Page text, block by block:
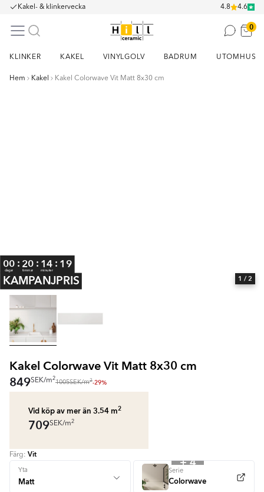
Kakel- & klinkervecka 4.8 4.6
0
KLINKER KAKEL VINYLGOLV BADRUM UTOMHUS
Hem Kakel Kakel Colorwave Vit Matt 8x30 cm
00
dagar
: 20
timmar
: 14
minuter
: 19
KAMPANJPRIS 1 / 2
Kakel Colorwave Vit Matt 8x30 cm
849SEK/m2
1005SEK/m2-29%
Vid köp av mer än 3.54 m2
709SEK/m2
Färg: Vit
+ 4
Yta Serie
Colorwave